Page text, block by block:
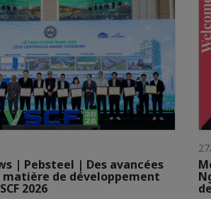
| Pebsteel | Des avancées
matière de développement
2026